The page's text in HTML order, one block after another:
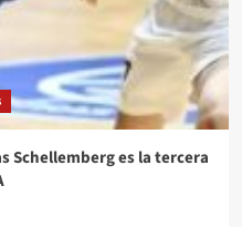
Schellemberg es la tercera